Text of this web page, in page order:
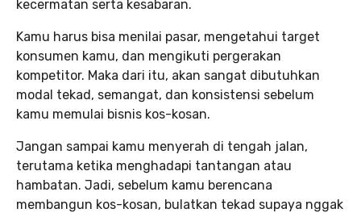
kecermatan serta kesabaran.
Kamu harus bisa menilai pasar, mengetahui target
konsumen kamu, dan mengikuti pergerakan
kompetitor. Maka dari itu, akan sangat dibutuhkan
modal tekad, semangat, dan konsistensi sebelum
kamu memulai bisnis kos-kosan.
Jangan sampai kamu menyerah di tengah jalan,
terutama ketika menghadapi tantangan atau
hambatan. Jadi, sebelum kamu berencana
membangun kos-kosan, bulatkan tekad supaya nggak